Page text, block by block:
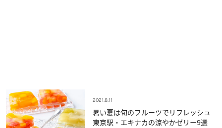
2021.8.11
暑い夏は旬のフルーツでリフレッシュ
東京駅・エキナカの涼やかゼリー9選